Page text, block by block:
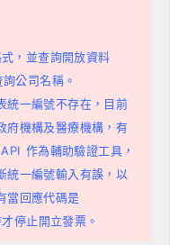
，並查詢開放資料
公司名稱。
統一編號不存在，目前
府機構及醫療機構，有
作為輔助驗證工具，
統一編號輸入有誤，以
當回應代碼是
停止開立發票。